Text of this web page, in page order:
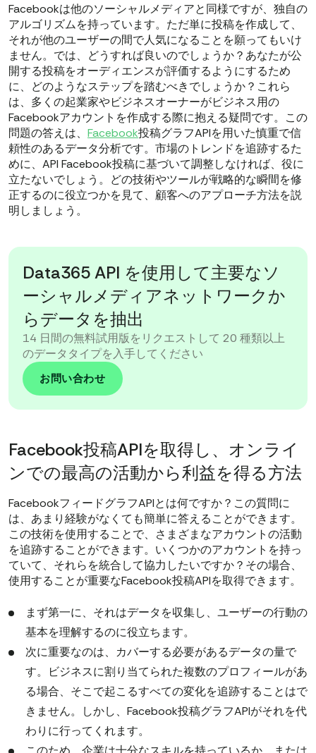
Facebookは他のソーシャルメディアと同様ですが、独自の
アルゴリズムを持っています。ただ単に投稿を作成して、
それが他のユーザーの間で人気になることを願ってもいけ
ません。では、どうすれば良いのでしょうか？あなたが公
開する投稿をオーディエンスが評価するようにするため
に、どのようなステップを踏むべきでしょうか？これら
は、多くの起業家やビジネスオーナーがビジネス用の
Facebookアカウントを作成する際に抱える疑問です。この
問題の答えは、 Facebook投稿グラフAPIを用いた慎重で信
頼性のあるデータ分析です。市場のトレンドを追跡するた
めに、API Facebook投稿に基づいて調整しなければ、役に
立たないでしょう。どの技術やツールが戦略的な瞬間を修
正するのに役立つかを見て、顧客へのアプローチ方法を説
明しましょう。
Data365 API を使用して主要なソ
ーシャルメディアネットワークか
らデータを抽出
14 日間の無料試用版をリクエストして 20 種類以上
のデータタイプを入手してください
お問い合わせ
Facebook投稿APIを取得し、オンライ
ンでの最高の活動から利益を得る方法
FacebookフィードグラフAPIとは何ですか？この質問に
は、あまり経験がなくても簡単に答えることができます。
この技術を使用することで、さまざまなアカウントの活動
を追跡することができます。いくつかのアカウントを持っ
ていて、それらを統合して協力したいですか？その場合、
使用することが重要なFacebook投稿APIを取得できます。
まず第一に、それはデータを収集し、ユーザーの行動の
基本を理解するのに役立ちます。
次に重要なのは、カバーする必要があるデータの量で
す。ビジネスに割り当てられた複数のプロフィールがあ
る場合、そこで起こるすべての変化を追跡することはで
きません。しかし、Facebook投稿グラフAPIがそれを代
わりに行ってくれます。